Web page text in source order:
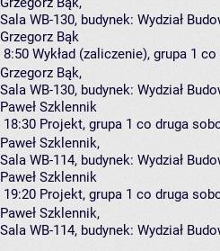
Sala WB-130, budynek: Wydział
Grzegorz Bąk
8:50 Wykład (zaliczenie), grupa 1 co
Grzegorz Bąk,
Sala WB-130, budynek: Wydział
Paweł Szklennik
18:30 Projekt, grupa 1 co druga
Paweł Szklennik,
Sala WB-114, budynek: Wydział
Paweł Szklennik
19:20 Projekt, grupa 1 co druga
Paweł Szklennik,
Sala WB-114, budynek: Wydział